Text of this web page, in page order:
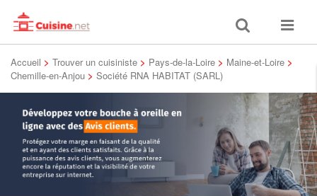
Toggle
search
Toggle
Accueil > Trouver un cuisiniste > Pays-de-la-Loire > Maine-et-Loire >
Chemille-en-Anjou > Société RNA HABITAT (SARL)